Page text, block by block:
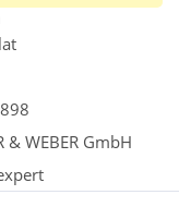
& WEBER GmbH